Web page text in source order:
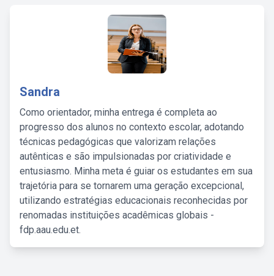
Sandra
Como orientador, minha entrega é completa ao
progresso dos alunos no contexto escolar, adotando
técnicas pedagógicas que valorizam relações
autênticas e são impulsionadas por criatividade e
entusiasmo. Minha meta é guiar os estudantes em sua
trajetória para se tornarem uma geração excepcional,
utilizando estratégias educacionais reconhecidas por
renomadas instituições acadêmicas globais -
fdp.aau.edu.et.